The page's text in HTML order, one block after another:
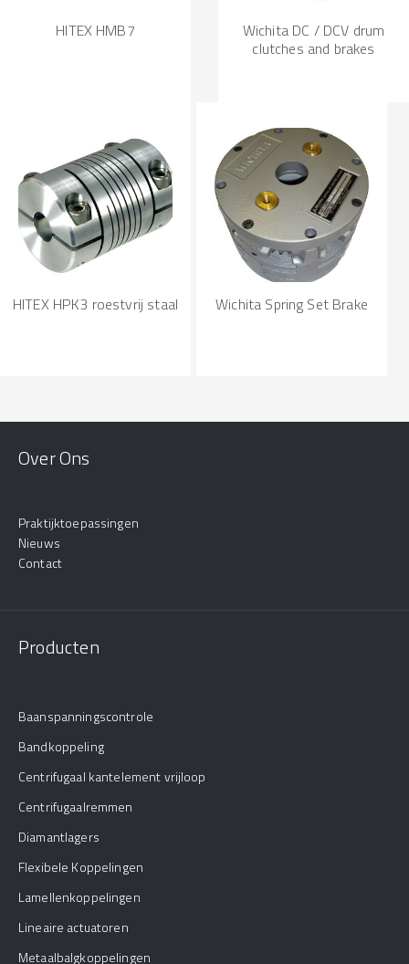
HITEX HMB7
Wichita DC / DCV drum
clutches and brakes
HITEX HPK3 roestvrij staal Wichita Spring Set Brake
Over Ons
Praktijktoepassingen
Nieuws
Contact
Producten
Baanspanningscontrole
Bandkoppeling
Centrifugaal kantelement vrijloop
Centrifugaalremmen
Diamantlagers
Flexibele Koppelingen
Lamellenkoppelingen
Lineaire actuatoren
Metaalbalgkoppelingen